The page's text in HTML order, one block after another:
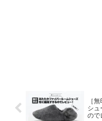
［
シュ
ので